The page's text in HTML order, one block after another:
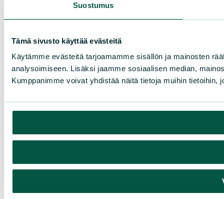
Suostumus
Tämä sivusto käyttää evästeitä
Käytämme evästeitä tarjoamamme sisällön ja mainosten
analysoimiseen. Lisäksi jaamme sosiaalisen median,
Kumppanimme voivat yhdistää näitä tietoja muihin tietoihin,